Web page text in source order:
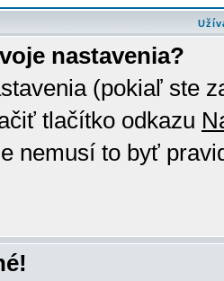
nastavenia?
(pokiaľ ste
tlačítko odkazu
nemusí to byť